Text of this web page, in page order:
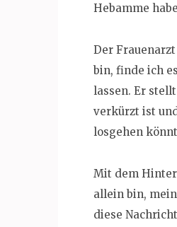
Hebamme
Der
bin, finde ich
lassen. Er
verkürzt ist
losgehen
Mit dem
allein bin,
diese